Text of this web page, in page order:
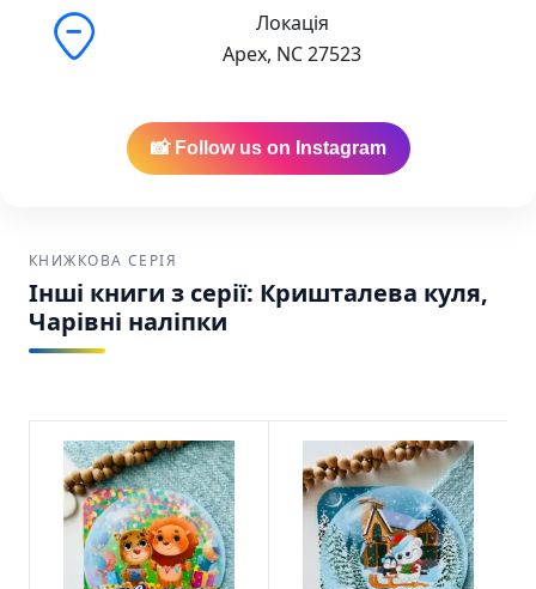
Локація
Apex, NC 27523
📸 Follow us on Instagram
КНИЖКОВА СЕРІЯ
Інші книги з серії: Кришталева куля,
Чарівні наліпки